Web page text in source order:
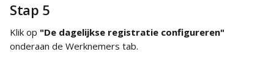
Stap 5
Klik op "De dagelijkse registratie configureren"
onderaan de Werknemers tab.